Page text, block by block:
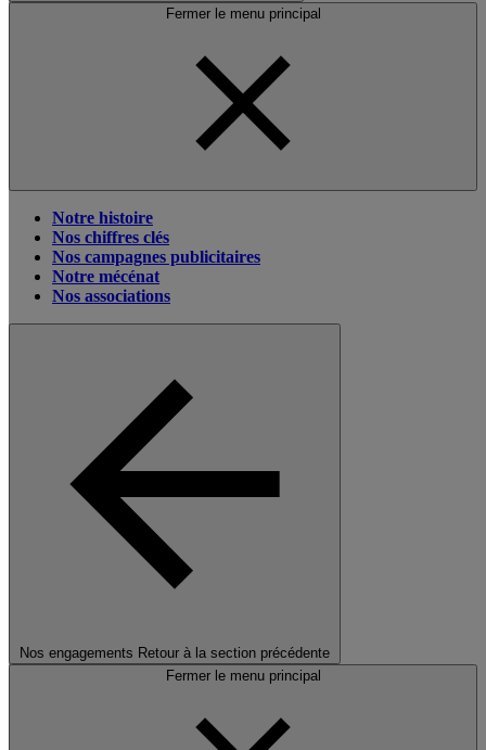
Fermer le menu principal
Notre histoire
Nos chiffres clés
Nos campagnes publicitaires
Notre mécénat
Nos associations
Nos engagements Retour à la section précédente
Fermer le menu principal